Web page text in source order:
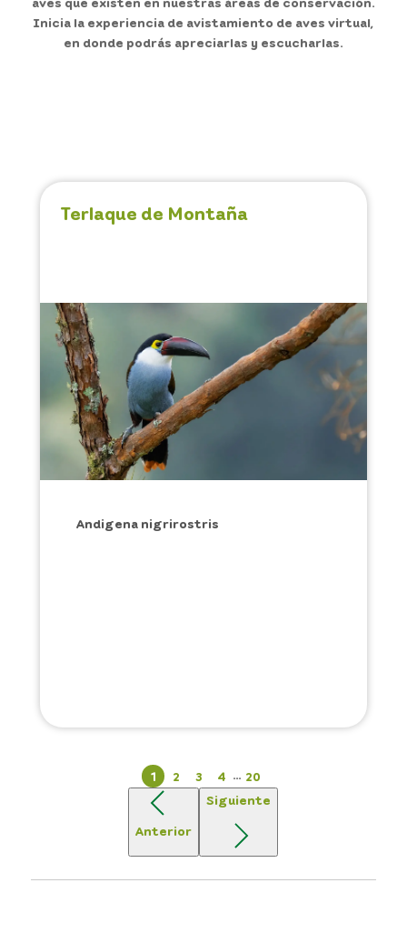
Inicia la experiencia de avistamiento de aves virtual,
en donde podrás apreciarlas y escucharlas.
Terlaque de Montaña
Andigena nigrirostris
Anterior
1 2 3 4 … 20
Siguiente